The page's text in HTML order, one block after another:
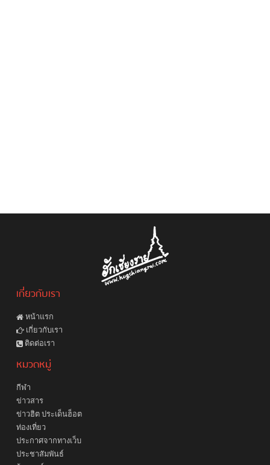
เกี่ยวกับเรา
หน้าแรก
เกี่ยวกับเรา
ติดต่อเรา
หมวดหมู่
กีฬา
ข่าวสาร
ข่าวฮิต ประเด็นฮ็อต
ท่องเที่ยว
ประกาศจากทางเว็บ
ประชาสัมพันธ์